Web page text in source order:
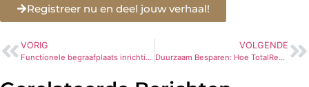
Registreer nu en deel jouw verhaal!
VORIG
Functionele begraafplaats inrichting met urnenkelders
VOLGENDE
Duurzaam Besparen: Hoe TotalReplace Jouw Apparaten Een Tweede Leven Geeft